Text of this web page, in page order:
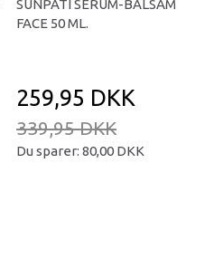
SUNPATI SERUM-BALSAM
FACE 50 ML.
259,95 DKK
339,95 DKK
Du sparer: 80,00 DKK